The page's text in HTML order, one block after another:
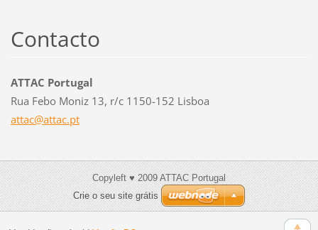
Contacto
ATTAC Portugal
Rua Febo Moniz 13, r/c 1150-152 Lisboa
attac@attac.pt
Copyleft ♥ 2009 ATTAC Portugal
Crie o seu site grátis